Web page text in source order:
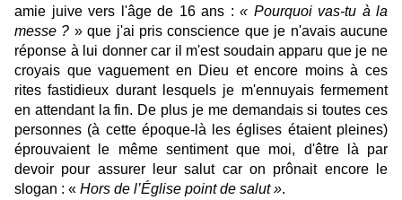
amie juive vers l'âge de 16 ans : « Pourquoi vas-tu à la
messe ? » que j'ai pris conscience que je n'avais aucune
réponse à lui donner car il m'est soudain apparu que je ne
croyais que vaguement en Dieu et encore moins à ces
rites fastidieux durant lesquels je m'ennuyais fermement
en attendant la fin. De plus je me demandais si toutes ces
personnes (à cette époque-là les églises étaient pleines)
éprouvaient le même sentiment que moi, d'être là par
devoir pour assurer leur salut car on prônait encore le
slogan : « Hors de l’Église point de salut ».